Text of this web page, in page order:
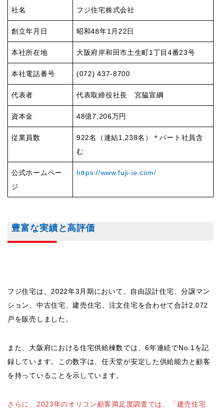
社名 フジ住宅株式会社
創立年月日 昭和48年1月22日
本社所在地 大阪府岸和田市土生町1丁目4番23号
本社電話番号 (072) 437-8700
代表者 代表取締役社長 宮脇宣綱
資本金 48億7,206万円
従業員数
922名（連結1,238名）＊パート社員含
む
公式ホームペー
ジ
https://www.fuji-ie.com/
豊富な実績と高評価
フジ住宅は、2022年3月期において、自由設計住宅、分譲マン
ション、中古住宅、建売住宅、注文住宅を合わせて合計2,072
戸を販売しました。
また、大阪府における住宅供給棟数では、6年連続でNo.1を記
録しています。この数字は、任天堂が安定した供給能力と顧客
を持っていることを示しています。
さらに、2023年のオリコン顧客満足度調査では、「建売住宅